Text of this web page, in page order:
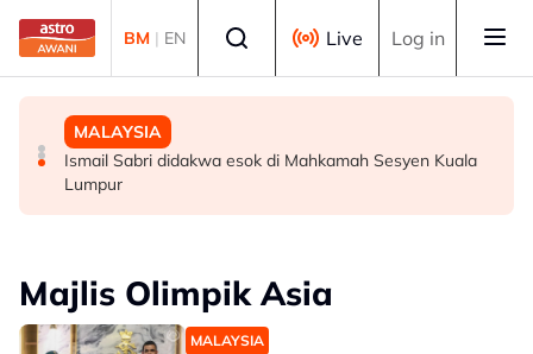
Skip to main content
BM | EN Live Log in
MALAYSIA
Malaysia mula siasatan anti-lambakan keluli dari China,
Taiwan, Vietnam -- MITI
MALAYSIA
Wanita didenda RM75,000 mengaku salah beri rasuah
kepada pegawai jas
MALAYSIA
Ismail Sabri didakwa esok di Mahkamah Sesyen Kuala
Lumpur
Majlis Olimpik Asia
MALAYSIA